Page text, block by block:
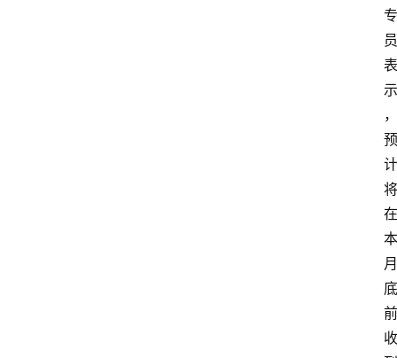
专
员
表
示
，
预
计
将
在
本
月
底
前
收